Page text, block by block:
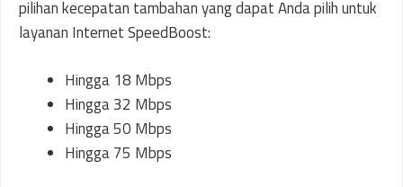
pilihan kecepatan tambahan yang dapat Anda pilih untuk
layanan Internet SpeedBoost:
Hingga 18 Mbps
Hingga 32 Mbps
Hingga 50 Mbps
Hingga 75 Mbps